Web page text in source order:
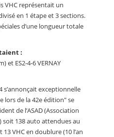
VHC représentait un
en 1 étape et 3 sections.
d’une longueur totale
:
et ES2-4-6 VERNAY
s’annonçait exceptionnelle
lors de la 42e édition" se
de l’ASAD (Association
138 auto attendues au
VHC en doublure (10 l’an